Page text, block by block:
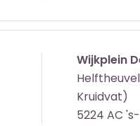
Wijkplein
Kruidvat)
5224 AC